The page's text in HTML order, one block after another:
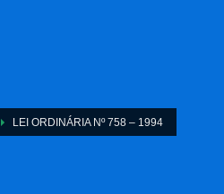
LEI ORDINÁRIA Nº 758 – 1994